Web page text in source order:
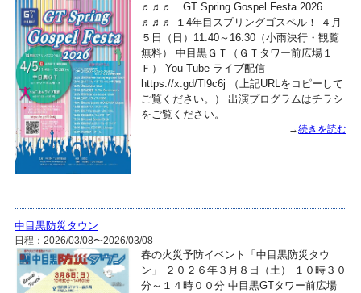
♬♬♬ GT Spring Gospel Festa 2026
♬♬♬ １4年目スプリングゴスペル！ ４月
５日（日）11:40～16:30（小雨決行・観覧
無料） 中目黒ＧＴ（ＧＴタワー前広場１
Ｆ） You Tube ライブ配信
https://x.gd/Tl9c6j （上記URLをコピーして
ご覧ください。） 出演プログラムはチラシ
をご覧ください。
→続きを読む
中目黒防災タウン
日程：2026/03/08〜2026/03/08
春の火災予防イベント「中目黒防災タウ
ン」 ２０２６年３月８日（土） １０時３０
分～１４時００分 中目黒GTタワー前広場